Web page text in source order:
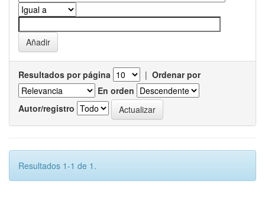
Resultados por página | Ordenar por
En orden
Autor/registro
Resultados 1-1 de 1.